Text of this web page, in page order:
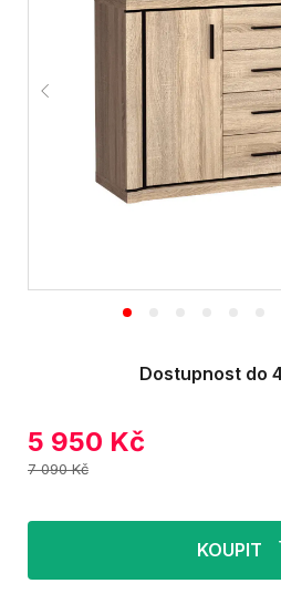
Dostupnost do
5 950 Kč
7 090 Kč
KOUPIT